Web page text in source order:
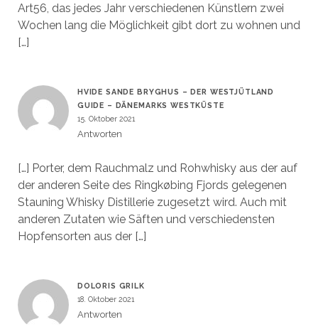
Art56, das jedes Jahr verschiedenen Künstlern zwei
Wochen lang die Möglichkeit gibt dort zu wohnen und
[…]
HVIDE SANDE BRYGHUS – DER WESTJÜTLAND
GUIDE – DÄNEMARKS WESTKÜSTE
15. Oktober 2021
Antworten
[…] Porter, dem Rauchmalz und Rohwhisky aus der auf
der anderen Seite des Ringkøbing Fjords gelegenen
Stauning Whisky Distillerie zugesetzt wird. Auch mit
anderen Zutaten wie Säften und verschiedensten
Hopfensorten aus der […]
DOLORIS GRILK
18. Oktober 2021
Antworten